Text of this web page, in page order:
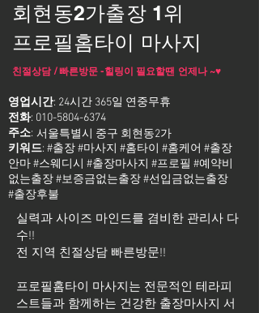
회현동2가출장 1위
프로필홈타이 마사지
친절상담 / 빠른방문 -힐링이 필요할땐 언제나 ~♥
영업시간: 24시간 365일 연중무휴
전화: 010-5804-6374
주소:
키워드: #출장 #마사지 #홈타이 #홈케어 #출장
안마 #스웨디시 #출장마사지 #프로필 #예약비
없는출장 #보증금없는출장 #선입금없는출장
#출장후불
서울특별시 중구 회현동2가
실력과 사이즈 마인드를 겸비한 관리사 다
수!!
전 지역 친절상담 빠른방문!!
프로필홈타이 마사지는 전문적인 테라피
스트들과 함께하는 건강한 출장마사지 서